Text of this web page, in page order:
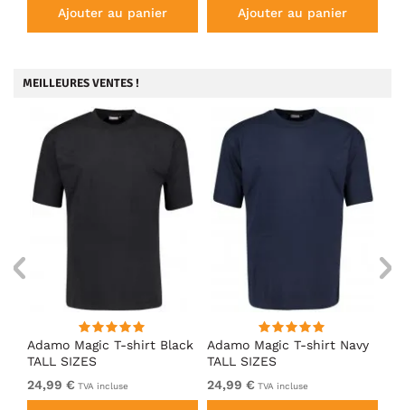
Ajouter au panier Ajouter au panier
MEILLEURES VENTES !
Adamo Magic T-shirt Black
TALL SIZES
24,99 € TVA incluse
Adamo Magic T-shirt Navy
TALL SIZES
24,99 € TVA incluse